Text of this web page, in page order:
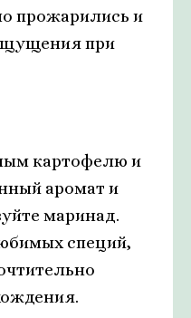
прожарились и
при
картофелю и
аромат и
маринад.
специй,